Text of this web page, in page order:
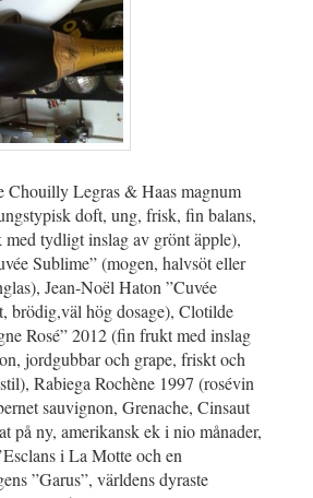
Chouilly Legras & Haas magnum
doft, ung, frisk, fin balans,
med tydligt inslag av grönt äpple),
Sublime” (mogen, halvsöt eller
Jean-Noël Haton ”Cuvée
brödig,väl hög dosage), Clotilde
Rosé” 2012 (fin frukt med inslag
jordgubbar och grape, friskt och
Rabiega Rochène 1997 (rosévin
sauvignon, Grenache, Cinsaut
på ny, amerikansk ek i nio månader,
i La Motte och en
”Garus”, världens dyraste